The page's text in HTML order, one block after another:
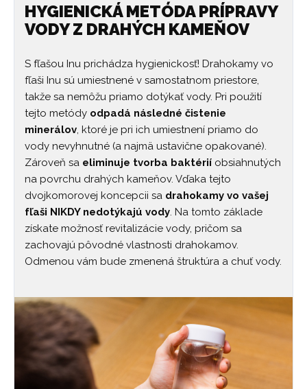
HYGIENICKÁ METÓDA PRÍPRAVY
VODY Z DRAHÝCH KAMEŇOV
S fľašou Inu prichádza hygienickosť! Drahokamy vo
fľaši Inu sú umiestnené v samostatnom priestore,
takže sa nemôžu priamo dotýkať vody. Pri použití
tejto metódy odpadá následné čistenie
minerálov, ktoré je pri ich umiestnení priamo do
vody nevyhnutné (a najmä ustavične opakované).
Zároveň sa eliminuje tvorba baktérií obsiahnutých
na povrchu drahých kameňov. Vďaka tejto
dvojkomorovej koncepcii sa drahokamy vo vašej
fľaši NIKDY nedotýkajú vody. Na tomto základe
získate možnosť revitalizácie vody, pričom sa
zachovajú pôvodné vlastnosti drahokamov.
Odmenou vám bude zmenená štruktúra a chuť vody.